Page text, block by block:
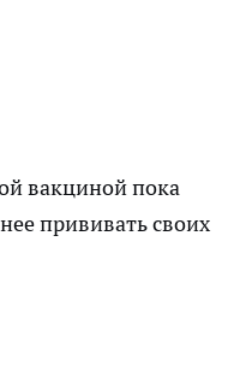
вакциной пока
прививать своих